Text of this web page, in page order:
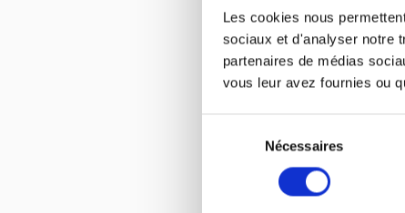
Les cookies nous
sociaux et d'analyser notre
partenaires de médias
vous leur avez fournies ou
consentement
Nécessaires